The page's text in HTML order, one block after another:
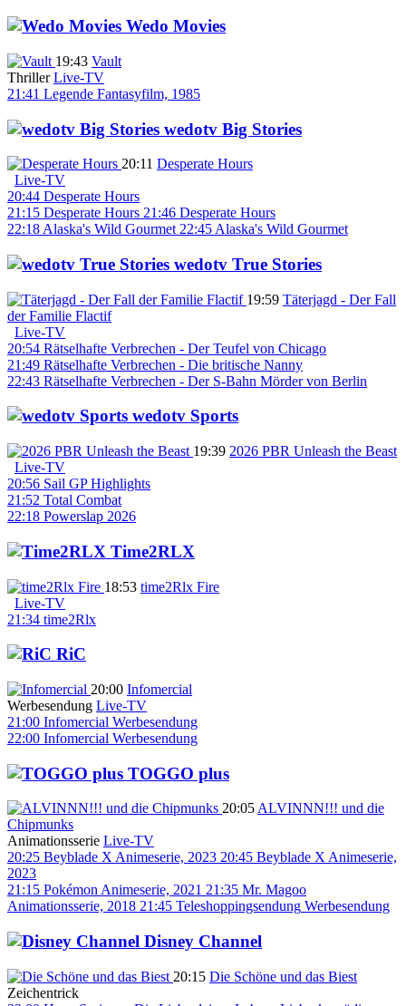
Wedo Movies
19:43 Vault
Thriller Live-TV
21:41 Legende Fantasyfilm, 1985
wedotv Big Stories
20:11 Desperate Hours
Live-TV
20:44 Desperate Hours
21:15 Desperate Hours 21:46 Desperate Hours
22:18 Alaska's Wild Gourmet 22:45 Alaska's Wild Gourmet
wedotv True Stories
19:59 Täterjagd - Der Fall
der Familie Flactif
Live-TV
20:54 Rätselhafte Verbrechen - Der Teufel von Chicago
21:49 Rätselhafte Verbrechen - Die britische Nanny
22:43 Rätselhafte Verbrechen - Der S-Bahn Mörder von Berlin
wedotv Sports
19:39 2026 PBR Unleash the Beast
Live-TV
20:56 Sail GP Highlights
21:52 Total Combat
22:18 Powerslap 2026
Time2RLX
18:53 time2Rlx Fire
Live-TV
21:34 time2Rlx
RiC
20:00 Infomercial
Werbesendung Live-TV
21:00 Infomercial Werbesendung
22:00 Infomercial Werbesendung
TOGGO plus
20:05ALVINNN!!! und die
Chipmunks
Animationsserie Live-TV
20:25 Beyblade XAnimeserie, 2023 20:45 Beyblade XAnimeserie,
2023
21:15 PokémonAnimeserie, 2021 21:35 Mr. Magoo
Animationsserie, 2018 21:45 Teleshoppingsendung Werbesendung
Disney Channel
20:15 Die Schöne und das Biest
Zeichentrick